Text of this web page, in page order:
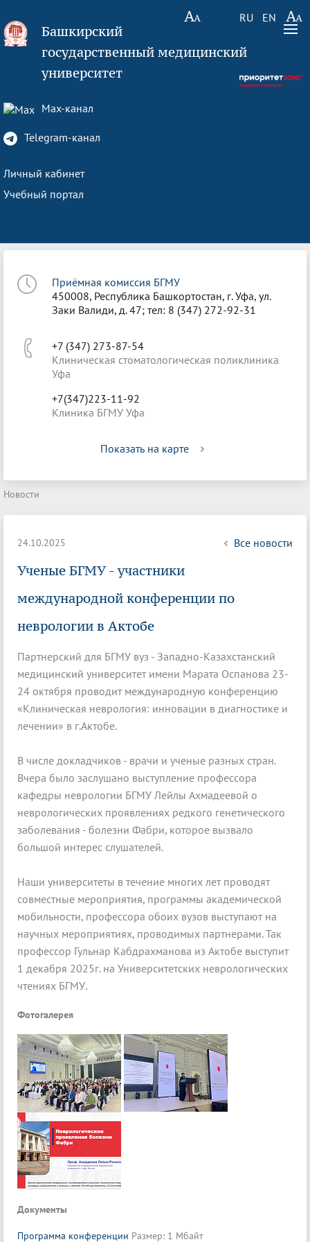
RU EN
Башкирский
государственный медицинский
университет
Max-канал
Telegram-канал
Личный кабинет
Учебный портал
Приёмная комиссия БГМУ
450008, Республика Башкортостан, г. Уфа, ул.
Заки Валиди, д. 47; тел: 8 (347) 272-92-31
+7 (347) 273-87-54
Клиническая стоматологическая поликлиника
Уфа
+7(347)223-11-92
Клиника БГМУ Уфа
Показать на карте
Новости
24.10.2025 Все новости
Ученые БГМУ - участники
международной конференции по
неврологии в Актобе
Партнерский для БГМУ вуз - Западно-Казахстанский
медицинский университет имени Марата Оспанова 23-
24 октября проводит международную конференцию
«Клиническая неврология: инновации в диагностике и
лечении» в г.Актобе.
В числе докладчиков - врачи и ученые разных стран.
Вчера было заслушано выступление профессора
кафедры неврологии БГМУ Лейлы Ахмадеевой о
неврологических проявлениях редкого генетического
заболевания - болезни Фабри, которое вызвало
большой интерес слушателей.
Наши университеты в течение многих лет проводят
совместные мероприятия, программы академической
мобильности, профессора обоих вузов выступают на
научных мероприятиях, проводимых партнерами. Так
профессор Гульнар Кабдрахманова из Актобе выступит
1 декабря 2025г. на Университетских неврологических
чтениях БГМУ.
Фотогалерея
Документы
Программа конференции Размер: 1 Мбайт